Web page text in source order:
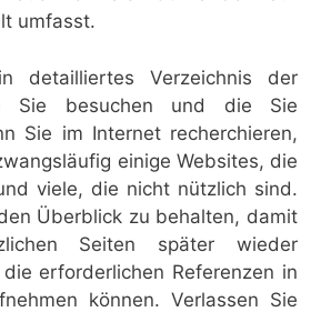
umfasst.
detailliertes Verzeichnis der
Sie besuchen und die Sie
Sie im Internet recherchieren,
einige Websites, die
viele, die nicht nützlich sind.
Überblick zu behalten, damit
Seiten später wieder
erforderlichen Referenzen in
können. Verlassen Sie